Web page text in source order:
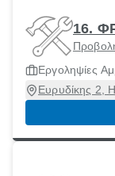
16.
Εργοληψίες
Ευρυδίκης 2,